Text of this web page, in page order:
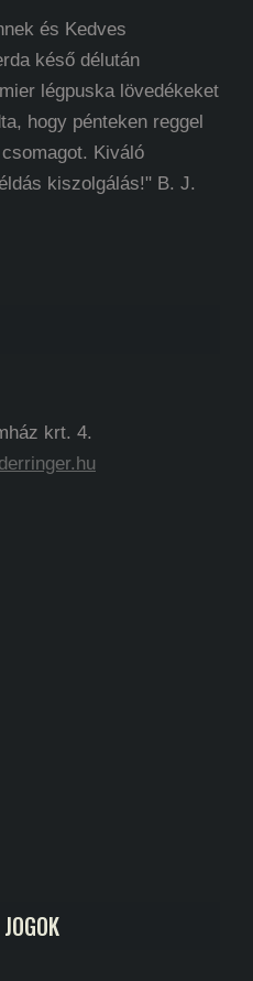
és Kedves
késő délután
légpuska lövedékeket
hogy pénteken reggel
Kiváló
kiszolgálás!" B. J.
krt. 4.